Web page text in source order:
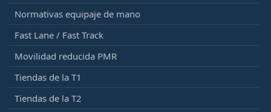
Normativas equipaje de mano
Fast Lane / Fast Track
Movilidad reducida PMR
Tiendas de la T1
Tiendas de la T2